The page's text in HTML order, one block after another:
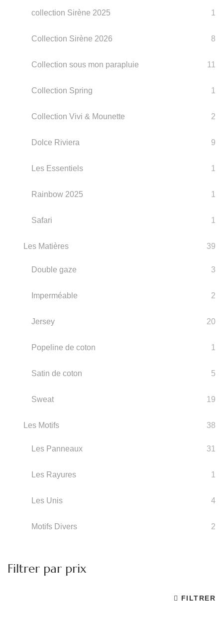
collection Sirène 2025 1
Collection Sirène 2026 8
Collection sous mon parapluie 11
Collection Spring 1
Collection Vivi & Mounette 2
Dolce Riviera 9
Les Essentiels 1
Rainbow 2025 1
Safari 1
Les Matières 39
Double gaze 3
Imperméable 2
Jersey 20
Popeline de coton 1
Satin de coton 5
Sweat 19
Les Motifs 38
Les Panneaux 31
Les Rayures 1
Les Unis 4
Motifs Divers 2
Filtrer par prix
FILTRER